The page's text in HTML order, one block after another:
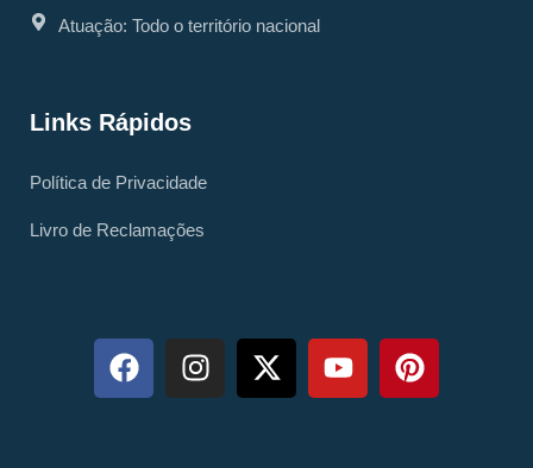
Atuação: Todo o território nacional
Links Rápidos
Política de Privacidade
Livro de Reclamações